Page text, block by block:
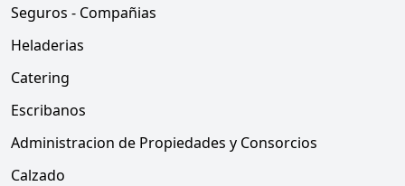
Seguros - Compañias
Heladerias
Catering
Escribanos
Administracion de Propiedades y Consorcios
Calzado